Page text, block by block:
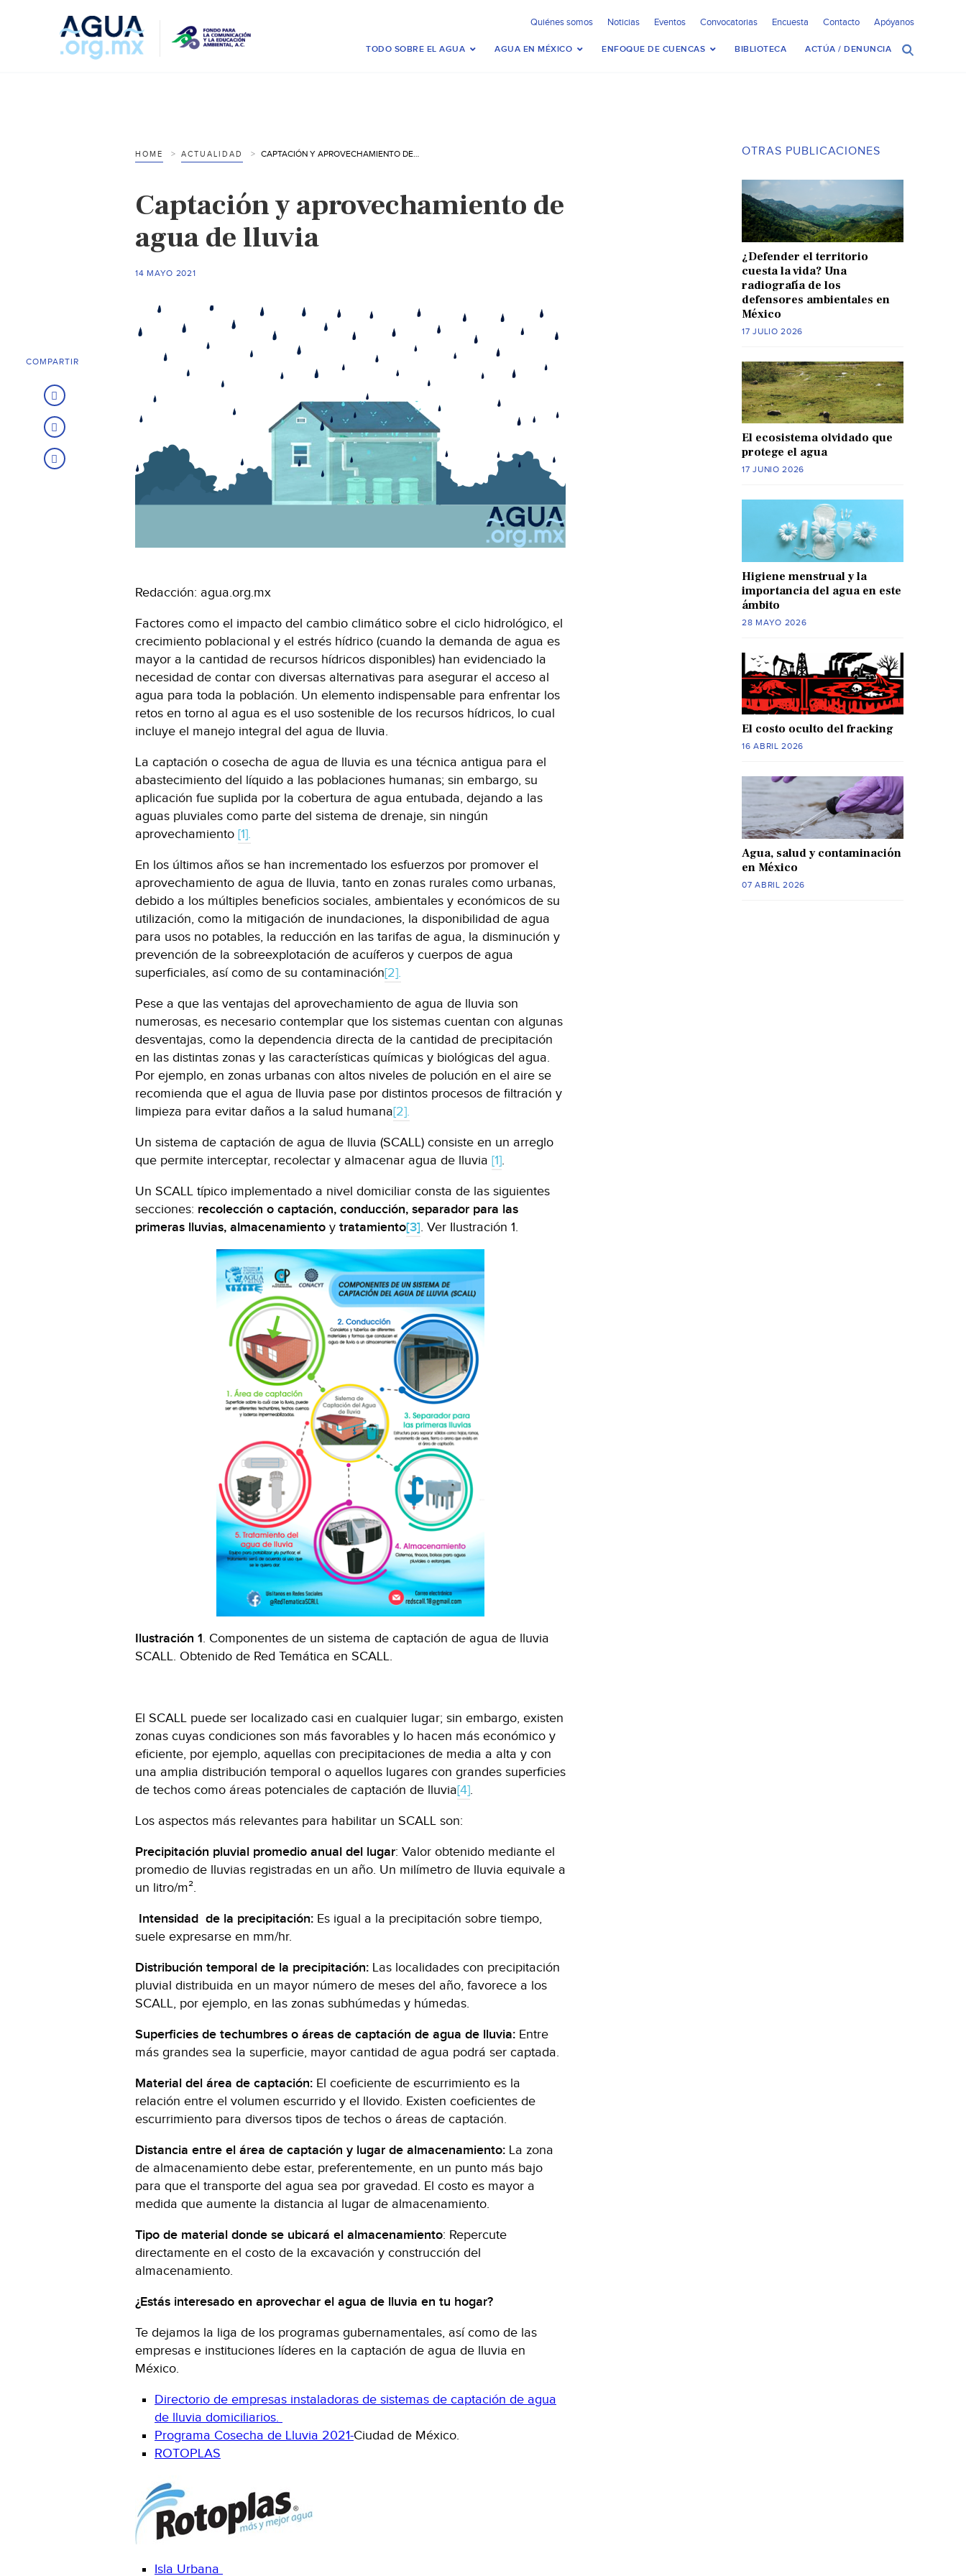
Quiénes somos Noticias Eventos Convocatorias Encuesta Contacto Apóyanos
TODO SOBRE EL AGUA AGUA EN MÉXICO ENFOQUE DE CUENCAS BIBLIOTECA ACTÚA / DENUNCIA
HOME ACTUALIDAD CAPTACIÓN Y APROVECHAMIENTO DE AGUA DE LLUVIA
Captación y aprovechamiento de
agua de lluvia
14 MAYO 2021
Redacción: agua.org.mx
Factores como el impacto del cambio climático sobre el ciclo hidrológico, el
crecimiento poblacional y el estrés hídrico (cuando la demanda de agua es
mayor a la cantidad de recursos hídricos disponibles) han evidenciado la
necesidad de contar con diversas alternativas para asegurar el acceso al
agua para toda la población. Un elemento indispensable para enfrentar los
retos en torno al agua es el uso sostenible de los recursos hídricos, lo cual
incluye el manejo integral del agua de lluvia.
La captación o cosecha de agua de lluvia es una técnica antigua para el
abastecimiento del líquido a las poblaciones humanas; sin embargo, su
aplicación fue suplida por la cobertura de agua entubada, dejando a las
aguas pluviales como parte del sistema de drenaje, sin ningún
aprovechamiento [1].
En los últimos años se han incrementado los esfuerzos por promover el
aprovechamiento de agua de lluvia, tanto en zonas rurales como urbanas,
debido a los múltiples beneficios sociales, ambientales y económicos de su
utilización, como la mitigación de inundaciones, la disponibilidad de agua
para usos no potables, la reducción en las tarifas de agua, la disminución y
prevención de la sobreexplotación de acuíferos y cuerpos de agua
superficiales, así como de su contaminación[2].
Pese a que las ventajas del aprovechamiento de agua de lluvia son
numerosas, es necesario contemplar que los sistemas cuentan con algunas
desventajas, como la dependencia directa de la cantidad de precipitación
en las distintas zonas y las características químicas y biológicas del agua.
Por ejemplo, en zonas urbanas con altos niveles de polución en el aire se
recomienda que el agua de lluvia pase por distintos procesos de filtración y
limpieza para evitar daños a la salud humana[2].
Un sistema de captación de agua de lluvia (SCALL) consiste en un arreglo
que permite interceptar, recolectar y almacenar agua de lluvia [1].
Un SCALL típico implementado a nivel domiciliar consta de las siguientes
secciones: recolección o captación, conducción, separador para las
primeras lluvias, almacenamiento y tratamiento[3]. Ver Ilustración 1.
Ilustración 1. Componentes de un sistema de captación de agua de lluvia
SCALL. Obtenido de Red Temática en SCALL.
El SCALL puede ser localizado casi en cualquier lugar; sin embargo, existen
zonas cuyas condiciones son más favorables y lo hacen más económico y
eficiente, por ejemplo, aquellas con precipitaciones de media a alta y con
una amplia distribución temporal o aquellos lugares con grandes superficies
de techos como áreas potenciales de captación de lluvia[4].
Los aspectos más relevantes para habilitar un SCALL son:
Precipitación pluvial promedio anual del lugar: Valor obtenido mediante el
promedio de lluvias registradas en un año. Un milímetro de lluvia equivale a
un litro/m².
Intensidad de la precipitación: Es igual a la precipitación sobre tiempo,
suele expresarse en mm/hr.
Distribución temporal de la precipitación: Las localidades con precipitación
pluvial distribuida en un mayor número de meses del año, favorece a los
SCALL, por ejemplo, en las zonas subhúmedas y húmedas.
Superficies de techumbres o áreas de captación de agua de lluvia: Entre
más grandes sea la superficie, mayor cantidad de agua podrá ser captada.
Material del área de captación: El coeficiente de escurrimiento es la
relación entre el volumen escurrido y el llovido. Existen coeficientes de
escurrimiento para diversos tipos de techos o áreas de captación.
Distancia entre el área de captación y lugar de almacenamiento: La zona
de almacenamiento debe estar, preferentemente, en un punto más bajo
para que el transporte del agua sea por gravedad. El costo es mayor a
medida que aumente la distancia al lugar de almacenamiento.
Tipo de material donde se ubicará el almacenamiento: Repercute
directamente en el costo de la excavación y construcción del
almacenamiento.
¿Estás interesado en aprovechar el agua de lluvia en tu hogar?
Te dejamos la liga de los programas gubernamentales, así como de las
empresas e instituciones líderes en la captación de agua de lluvia en
México.
Directorio de empresas instaladoras de sistemas de captación de agua
de lluvia domiciliarios.
Programa Cosecha de Lluvia 2021-Ciudad de México.
ROTOPLAS
Isla Urbana
COMPARTIR
OTRAS PUBLICACIONES
¿Defender el territorio
cuesta la vida? Una
radiografía de los
defensores ambientales en
México
17 JULIO 2026
El ecosistema olvidado que
protege el agua
17 JUNIO 2026
Higiene menstrual y la
importancia del agua en este
ámbito
28 MAYO 2026
El costo oculto del fracking
16 ABRIL 2026
Agua, salud y contaminación
en México
07 ABRIL 2026